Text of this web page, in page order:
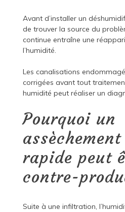
Avant d’installer un
de trouver la source du
continue entraîne une
l’humidité.
Les canalisations
corrigées avant tout
humidité peut réaliser un
Pourquoi un
rapide peut
contre-
Suite à une infiltration,